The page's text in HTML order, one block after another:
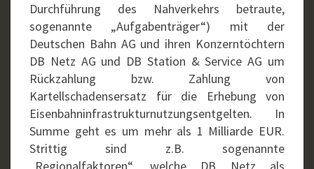
Durchführung des Nahverkehrs betraute,
sogenannte „Aufgabenträger“) mit der
Deutschen Bahn AG und ihren Konzerntöchtern
DB Netz AG und DB Station & Service AG um
Rückzahlung bzw. Zahlung von
Kartellschadensersatz für die Erhebung von
Eisenbahninfrastrukturnutzungsentgelten. In
Summe geht es um mehr als 1 Milliarde EUR.
Strittig sind z.B. sogenannte